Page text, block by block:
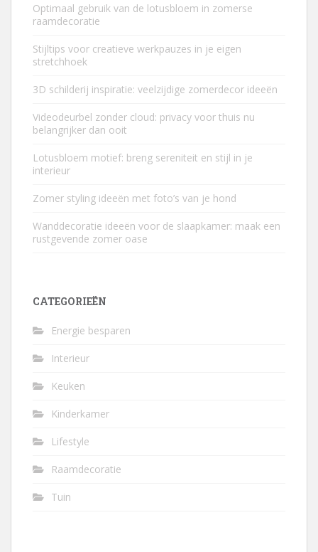
Optimaal gebruik van de lotusbloem in zomerse
raamdecoratie
Stijltips voor creatieve werkpauzes in je eigen
stretchhoek
3D schilderij inspiratie: veelzijdige zomerdecor ideeën
Videodeurbel zonder cloud: privacy voor thuis nu
belangrijker dan ooit
Lotusbloem motief: breng sereniteit en stijl in je
interieur
Zomer styling ideeën met foto’s van je hond
Wanddecoratie ideeën voor de slaapkamer: maak een
rustgevende zomer oase
CATEGORIEËN
Energie besparen
Interieur
Keuken
Kinderkamer
Lifestyle
Raamdecoratie
Tuin